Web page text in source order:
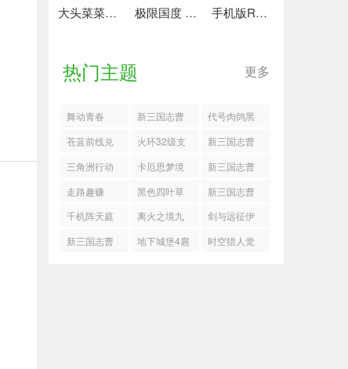
大头菜菜历险记 好玩的 极限国度 最新版 手机版REPO 安卓版
热门主题 更多
舞动青春
新三国志曹
操传第11期
南华8-2怎么
代号肉鸽黑
夫人奇莫怎
么玩
苍蓝前线兑
换码
火环32级支
线她从火中
来怎么过
新三国志曹
操传怎么过
孙权之影
三角洲行动
卡邮件攻略
卡厄思梦境
兑换码
新三国志曹
操传沙盘
1239层怎么
过
走路趣赚
黑色四叶草
魔法帝之道
洛塔斯用什
新三国志曹
操传怎么过
飞石御敌五
千机阵天庭
阵营怎么玩
离火之境九
霄怎么玩
剑与远征伊
索米亚饭
新三国志曹
地下城堡4扈
时空猎人觉